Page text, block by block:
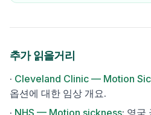
추가 읽을거리
· Cleveland Clinic — Motion
옵션에 대한 임상 개요.
· NHS — Motion sickness: 영국